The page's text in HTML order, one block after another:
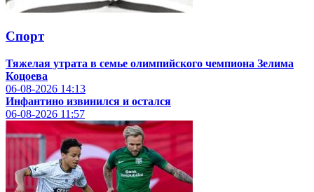
Спорт
Тяжелая утрата в семье олимпийского чемпиона Зелима
Коцоева
06-08-2026 14:13
Инфантино извинился и остался
06-08-2026 11:57